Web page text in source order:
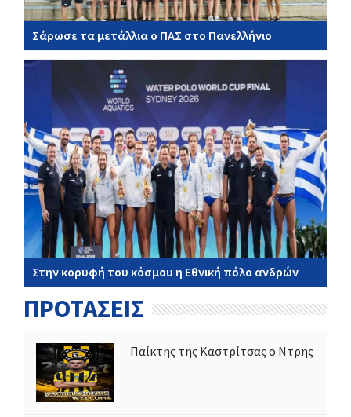
Σάρωσε τα μετάλλια ο ΠΑΣ στο Πανελλήνιο
Στην κορυφή του κόσμου η Εθνική πόλο ανδρών
ΠΡΟΤΑΣΕΙΣ
Παίκτης της Καστρίτσας ο Ντρης